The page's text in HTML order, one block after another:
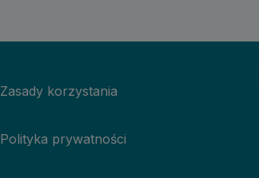
Zasady korzystania
Polityka prywatności